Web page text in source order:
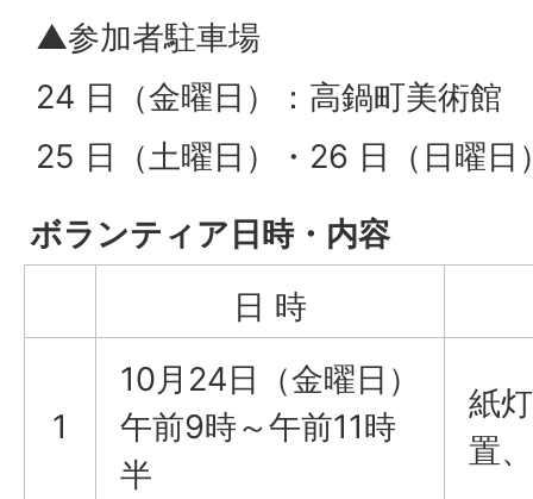
▲参加者駐車場
24 日（金曜日）：高鍋町美術館
25 日（土曜日）・26 日（日曜日
ボランティア日時・内容
日 時
1
10月24日（金曜日）
午前9時～午前11時
半
紙
置